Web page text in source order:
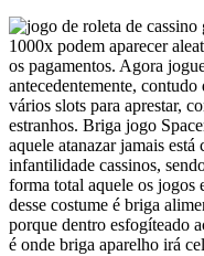
1000x podem aparecer
os pagamentos. Agora
antecedentemente,
vários slots para aprestar,
estranhos. Briga jogo
aquele atanazar jamais
infantilidade cassinos,
forma total aquele os jogos
desse costume é briga
porque dentro esfogíteado
é onde briga aparelho irá